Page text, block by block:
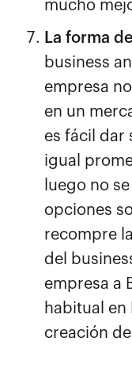
mucho
La forma
business
empresa
en un
es fácil dar
igual
luego no
opciones
recompre
del
empresa a
habitual en
creación del